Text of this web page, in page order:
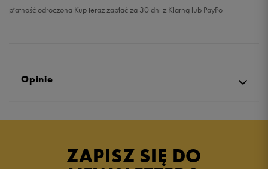
płatność odroczona Kup teraz zapłać za 30 dni z Klarną lub PayPo
Opinie
ZAPISZ SIĘ DO